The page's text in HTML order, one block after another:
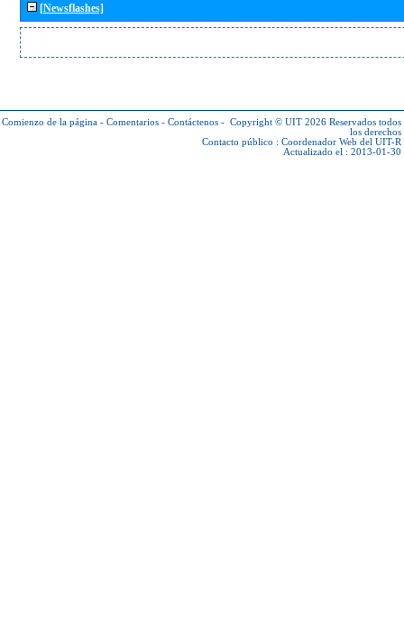
[Newsflashes]
Comienzo de la página - Comentarios - Contáctenos - Copyright © UIT 2026 Reservados todos
los derechos
Contacto público : Coordenador Web del UIT-R
Actualizado el : 2013-01-30